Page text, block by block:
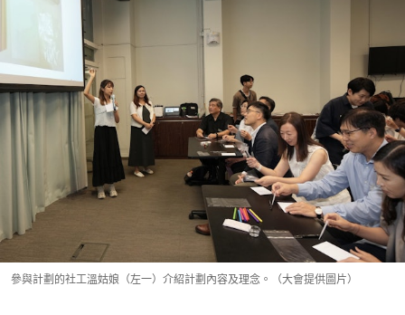
參與計劃的社工溫姑娘（左一）介紹計劃內容及理念。（大會提供圖片）